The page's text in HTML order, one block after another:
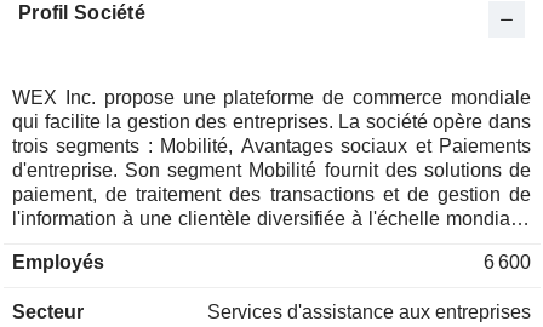
Profil Société
WEX Inc. propose une plateforme de commerce mondiale
qui facilite la gestion des entreprises. La société opère dans
trois segments : Mobilité, Avantages sociaux et Paiements
d'entreprise. Son segment Mobilité fournit des solutions de
paiement, de traitement des transactions et de gestion de
l'information à une clientèle diversifiée à l'échelle mondiale.
régimes d'avantages sociaux des employés grâce à un
de paiement, proposant une gamme variée de produits,
Employés 6 600
Secteur Services d'assistance aux entreprises